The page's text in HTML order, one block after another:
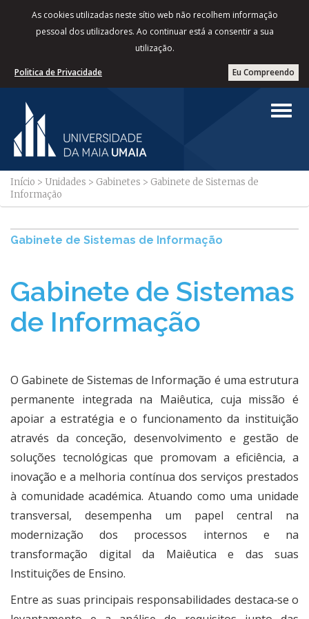
As cookies utilizadas neste sítio web não recolhem informação
pessoal dos utilizadores. Ao continuar está a consentir a sua
utilização.
Eu Compreendo
Politica de Privacidade
Início > Unidades > Gabinetes > Gabinete de Sistemas de
Informação
Gabinete de Sistemas de Informação
Gabinete de Sistemas
de Informação
O Gabinete de Sistemas de Informação é uma estrutura
permanente integrada na Maiêutica, cuja missão é
apoiar a estratégia e o funcionamento da instituição
através da conceção, desenvolvimento e gestão de
soluções tecnológicas que promovam a eficiência, a
inovação e a melhoria contínua dos serviços prestados
à comunidade académica. Atuando como uma unidade
transversal, desempenha um papel central na
modernização dos processos internos e na
transformação digital da Maiêutica e das suas
Instituições de Ensino.
Entre as suas principais responsabilidades destaca‑se o